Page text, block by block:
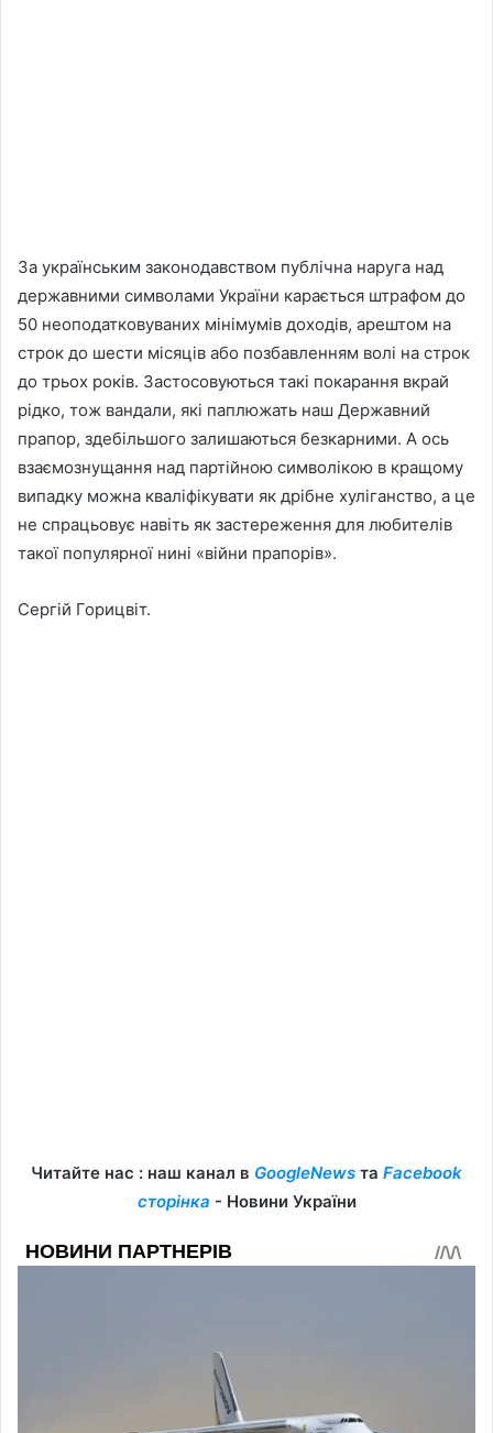
За українським законодавством публічна наруга над
державними символами України карається штрафом до
50 неоподатковуваних мінімумів доходів, арештом на
строк до шести місяців або позбавленням волі на строк
до трьох років. Застосовуються такі покарання вкрай
рідко, тож вандали, які паплюжать наш Державний
прапор, здебільшого залишаються безкарними. А ось
взаємознущання над партійною символікою в кращому
випадку можна кваліфікувати як дрібне хуліганство, а це
не спрацьовує навіть як застереження для любителів
такої популярної нині «війни прапорів».
Сергій Горицвіт.
Читайте нас : наш канал в GoogleNews та Facebook
сторінка - Новини України